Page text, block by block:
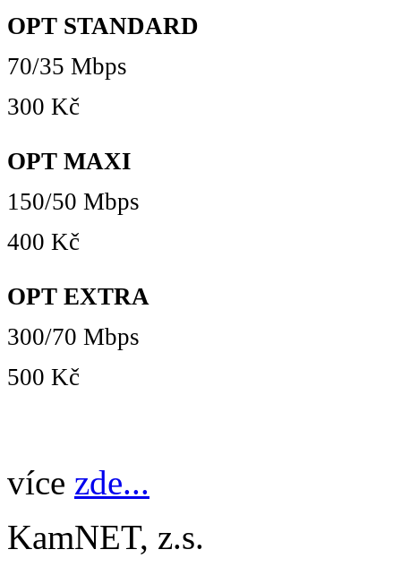
OPT STANDARD
70/35 Mbps
300 Kč
OPT MAXI
150/50 Mbps
400 Kč
OPT EXTRA
300/70 Mbps
500 Kč
více zde...
KamNET, z.s.